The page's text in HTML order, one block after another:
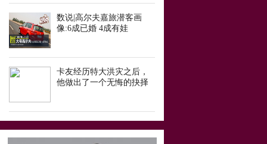
数说|高尔夫嘉旅潜客画
像:6成已婚 4成有娃
卡友经历特大洪灾之后，
他做出了一个无悔的抉择